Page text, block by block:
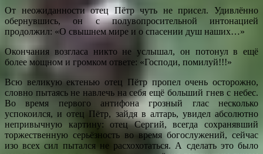
От неожиданности отец Пётр чуть не присел. Удивлённо
обернувшись, он с полувопросительной интонацией
продолжил: «О свышнем мире и о спасении душ наших…»
Окончания возгласа никто не услышал, он потонул в ещё
более мощном и громком ответе: «Господи, помилуй!!!»
Всю великую ектенью отец Пётр пропел очень осторожно,
словно пытаясь не навлечь на себя ещё больший гнев с небес.
Во время первого антифона грозный глас несколько
успокоился, и отец Пётр, зайдя в алтарь, увидел абсолютно
непривычную картину: отец Сергий, всегда сохранявший
торжественную серьёзность во время богослужений, сейчас
изо всех сил пытался не расхохотаться. А сделать это было